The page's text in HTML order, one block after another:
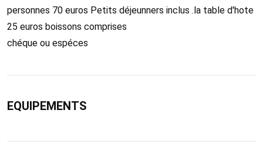
personnes 70 euros Petits déjeunners inclus .la table d'hote
25 euros boissons comprises
chéque ou espéces
EQUIPEMENTS